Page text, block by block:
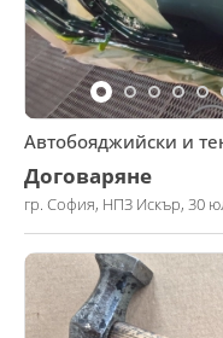
Автобояджийски и
Договаряне
гр. София, НПЗ Искър, 30